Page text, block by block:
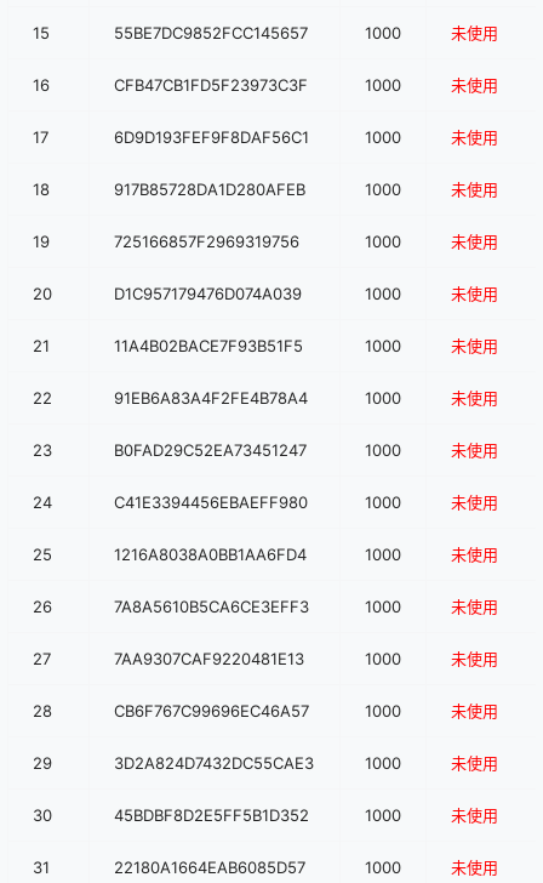
15 55BE7DC9852FCC145657 1000 未使用
16 CFB47CB1FD5F23973C3F 1000 未使用
17 6D9D193FEF9F8DAF56C1 1000 未使用
18 917B85728DA1D280AFEB 1000 未使用
19 725166857F2969319756 1000 未使用
20 D1C957179476D074A039 1000 未使用
21 11A4B02BACE7F93B51F5 1000 未使用
22 91EB6A83A4F2FE4B78A4 1000 未使用
23 B0FAD29C52EA73451247 1000 未使用
24 C41E3394456EBAEFF980 1000 未使用
25 1216A8038A0BB1AA6FD4 1000 未使用
26 7A8A5610B5CA6CE3EFF3 1000 未使用
27 7AA9307CAF9220481E13 1000 未使用
28 CB6F767C99696EC46A57 1000 未使用
29 3D2A824D7432DC55CAE3 1000 未使用
30 45BDBF8D2E5FF5B1D352 1000 未使用
31 22180A1664EAB6085D57 1000 未使用